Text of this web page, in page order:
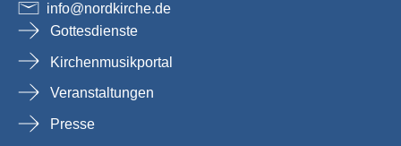
info@nordkirche.de
Gottesdienste
Kirchenmusikportal
Veranstaltungen
Presse